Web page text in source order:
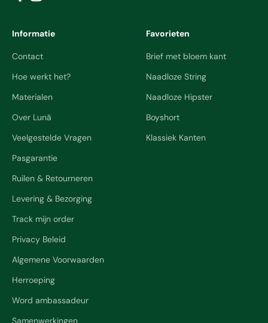
Informatie
Contact
Hoe werkt het?
Materialen
Over Lunã
Veelgestelde Vragen
Pasgarantie
Ruilen & Retourneren
Levering & Bezorging
Track mijn order
Privacy Beleid
Algemene Voorwaarden
Herroeping
Word ambassadeur
Samenwerkingen
Favorieten
Brief met bloem kant
Naadloze String
Naadloze Hipster
Boyshort
Klassiek Kanten